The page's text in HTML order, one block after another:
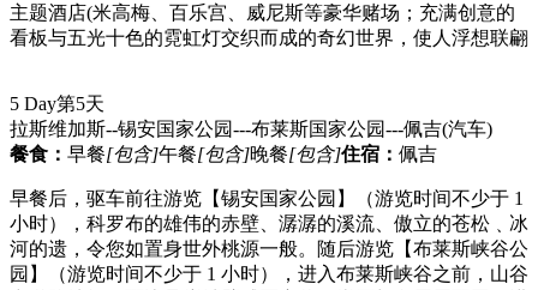
主题酒店(米高梅、百乐宫、威尼斯等豪华赌场；充满创意的
看板与五光十色的霓虹灯交织而成的奇幻世界，使人浮想联翩
5 Day第5天
拉斯维加斯--锡安国家公园---布莱斯国家公园---佩吉(汽车)
餐食： 早餐[包含]午餐[包含]晚餐[包含]住宿： 佩吉
早餐后，驱车前往游览【锡安国家公园】（游览时间不少于 1
小时），科罗布的雄伟的赤壁、潺潺的溪流、傲立的苍松﹑冰
河的遗，令您如置身世外桃源一般。随后游览【布莱斯峡谷公
园】（游览时间不少于 1 小时），进入布莱斯峡谷之前，山谷